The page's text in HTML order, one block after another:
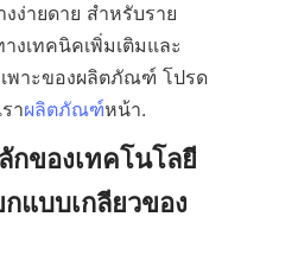
งง่ายดาย สำหรับราย
างเทคนิคเพิ่มเติมและ
พาะของผลิตภัณฑ์ โปรด
าผลิตภัณฑ์หน้า.
กของเทคโนโลยี
แบบเกลียวของ